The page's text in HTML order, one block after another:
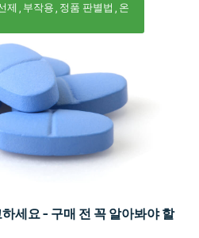
제 부작용 정품 판별법
온
세요 - 구매 전 꼭 알아봐야 할